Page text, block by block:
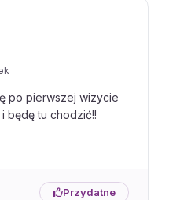
po pierwszej wizycie
będę tu chodzić!!
Przydatne